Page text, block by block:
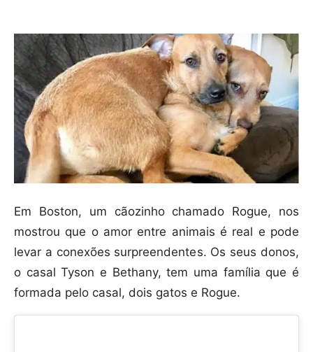
Em Boston, um cãozinho chamado Rogue, nos
mostrou que o amor entre animais é real e pode
levar a conexões surpreendentes. Os seus donos,
o casal Tyson e Bethany, tem uma família que é
formada pelo casal, dois gatos e Rogue.